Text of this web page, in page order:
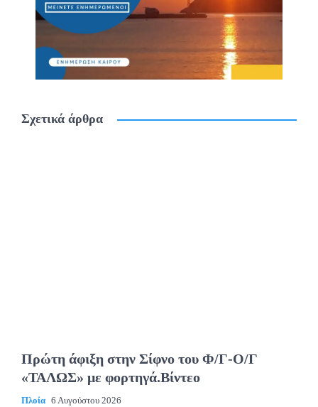
Σχετικά άρθρα
Πρώτη άφιξη στην Σίφνο του Φ/Γ-Ο/Γ
«ΤΑΛΩΣ» με φορτηγά.Βίντεο
Πλοία 6 Αυγούστου 2026